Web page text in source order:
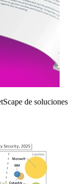
de soluciones